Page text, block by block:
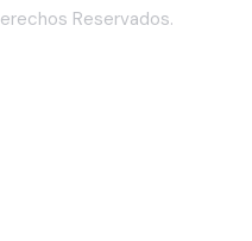
Reservados.